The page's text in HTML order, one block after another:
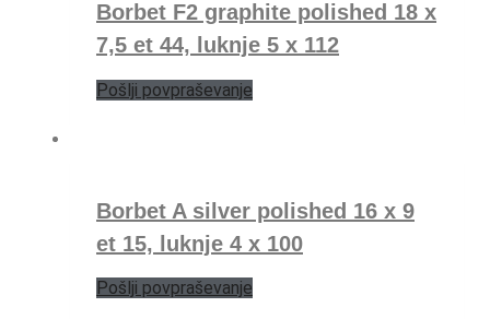
Borbet F2 graphite polished 18 x
7,5 et 44, luknje 5 x 112
Pošlji povpraševanje
Borbet A silver polished 16 x 9
et 15, luknje 4 x 100
Pošlji povpraševanje